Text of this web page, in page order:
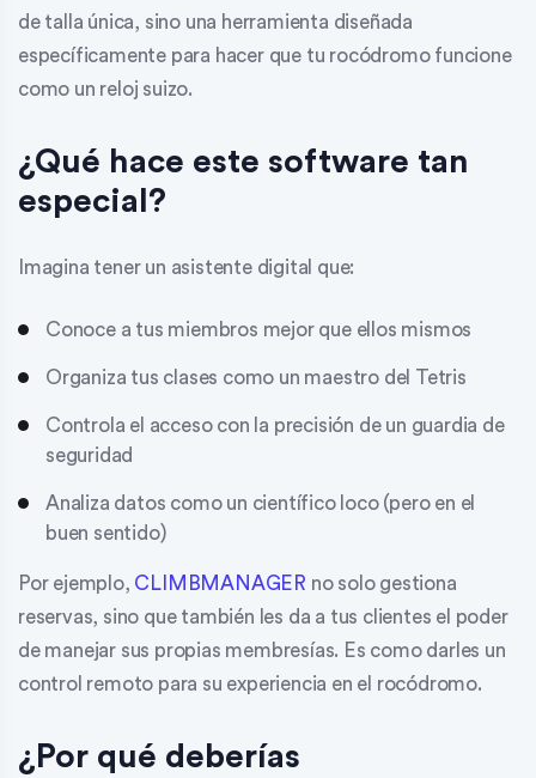
de talla única, sino una herramienta diseñada
específicamente para hacer que tu rocódromo funcione
como un reloj suizo.
¿Qué hace este software tan
especial?
Imagina tener un asistente digital que:
Conoce a tus miembros mejor que ellos mismos
Organiza tus clases como un maestro del Tetris
Controla el acceso con la precisión de un guardia de
seguridad
Analiza datos como un científico loco (pero en el
buen sentido)
Por ejemplo, CLIMBMANAGER no solo gestiona
reservas, sino que también les da a tus clientes el poder
de manejar sus propias membresías. Es como darles un
control remoto para su experiencia en el rocódromo.
¿Por qué deberías